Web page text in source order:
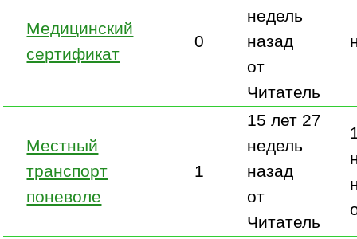
Медицинский
сертификат
0
недель
назад
от
Читатель
Местный
транспорт
поневоле
1
15 лет 27
недель
назад
от
Читатель